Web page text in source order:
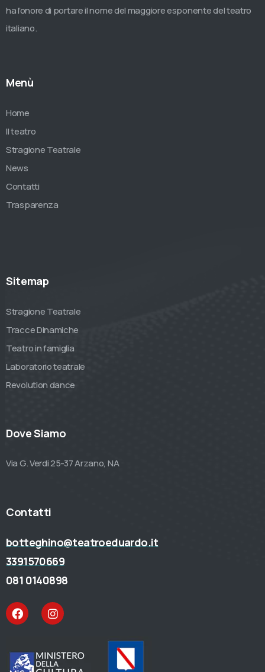
ha l’onore di portare il nome del maggiore esponente del teatro
italiano.
Menù
Home
Il teatro
Stragione Teatrale
News
Contatti
Trasparenza
Sitemap
Stragione Teatrale
Tracce Dinamiche
Teatro in famiglia
Laboratorio teatrale
Revolution dance
Dove Siamo
Via G. Verdi 25-37 Arzano, NA
Contatti
botteghino@teatroeduardo.it
3391570669
081 0140898